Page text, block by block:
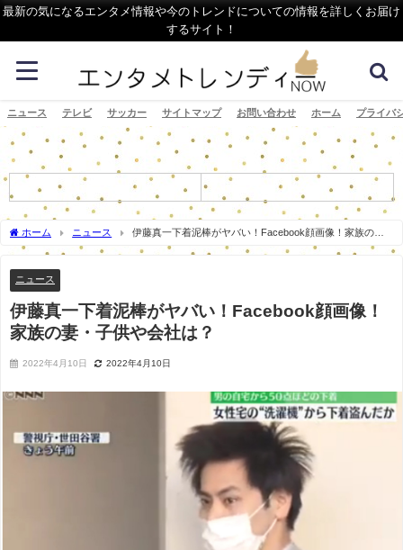
最新の気になるエンタメ情報や今のトレンドについての情報を詳しくお届け
するサイト！
ニュース テレビ サッカー サイトマップ お問い合わせ ホーム プライバ
ホーム ニュース
伊藤真一下着泥棒がヤバい！Facebook顔画像！家族の
妻・子供や会社は？
ニュース
伊藤真一下着泥棒がヤバい！Facebook顔画像！
家族の妻・子供や会社は？
2022年4月10日 2022年4月10日